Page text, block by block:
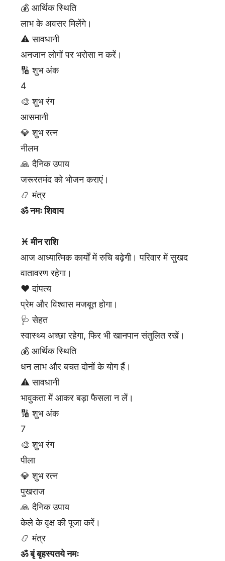
💰 आर्थिक स्थिति
लाभ के अवसर मिलेंगे।
⚠️ सावधानी
अनजान लोगों पर भरोसा न करें।
🔢 शुभ अंक
4
🎨 शुभ रंग
आसमानी
💎 शुभ रत्न
नीलम
🙏 दैनिक उपाय
जरूरतमंद को भोजन कराएं।
📿 मंत्र
ॐ नमः शिवाय
♓ मीन राशि
आज आध्यात्मिक कार्यों में रुचि बढ़ेगी। परिवार में सुखद
वातावरण रहेगा।
❤️ दांपत्य
प्रेम और विश्वास मजबूत होगा।
🩺 सेहत
स्वास्थ्य अच्छा रहेगा, फिर भी खानपान संतुलित रखें।
💰 आर्थिक स्थिति
धन लाभ और बचत दोनों के योग हैं।
⚠️ सावधानी
भावुकता में आकर बड़ा फैसला न लें।
🔢 शुभ अंक
7
🎨 शुभ रंग
पीला
💎 शुभ रत्न
पुखराज
🙏 दैनिक उपाय
केले के वृक्ष की पूजा करें।
📿 मंत्र
ॐ बृं बृहस्पतये नमः